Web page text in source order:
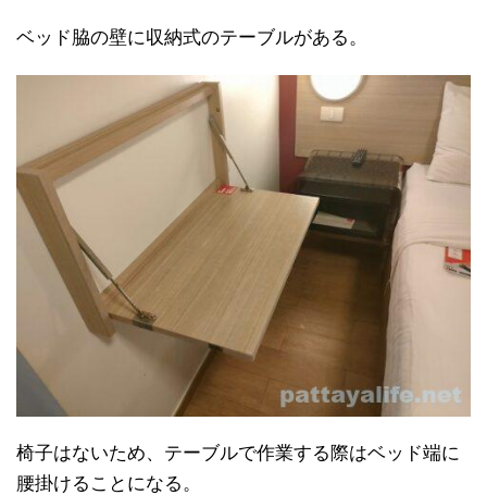
ベッド脇の壁に収納式のテーブルがある。
椅子はないため、テーブルで作業する際はベッド端に
腰掛けることになる。